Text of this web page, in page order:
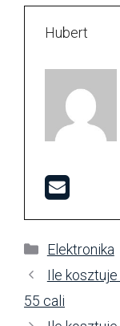
Hubert
Kategorie
Elektronika
Ile
55 cali